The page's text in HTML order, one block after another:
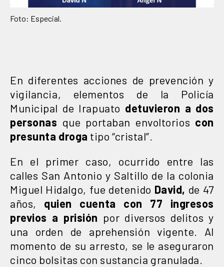
Foto: Especial.
En diferentes acciones de prevención y
vigilancia, elementos de la Policía
Municipal de Irapuato detuvieron a dos
personas que portaban envoltorios con
presunta droga tipo “cristal”.
En el primer caso, ocurrido entre las
calles San Antonio y Saltillo de la colonia
Miguel Hidalgo, fue detenido David, de 47
años, quien cuenta con 77 ingresos
previos a prisión por diversos delitos y
una orden de aprehensión vigente. Al
momento de su arresto, se le aseguraron
cinco bolsitas con sustancia granulada.